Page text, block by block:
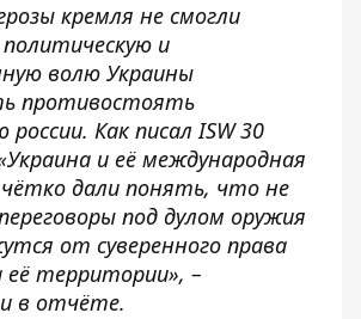
кремля не смогли
и
волю Украины
противостоять
Как писал ISW 30
и её международная
дали понять, что не
под дулом оружия
от суверенного права
её территории», –
в отчёте.